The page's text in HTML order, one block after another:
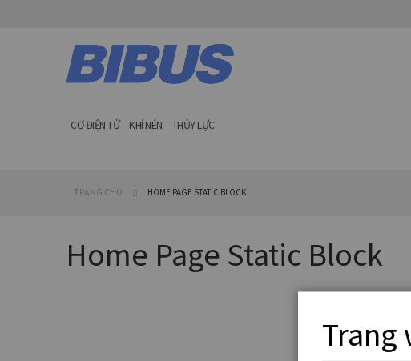
Chuyển
đến
nội
CƠ ĐIỆN TỬ KHÍ NÉN THỦY LỰC
TRANG CHỦ HOME PAGE STATIC BLOCK
Home Page Static Block
Trang